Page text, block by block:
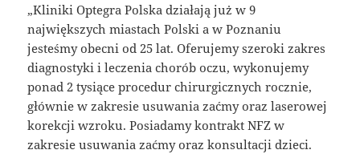
„Kliniki Optegra Polska działają już w 9
największych miastach Polski a w Poznaniu
jesteśmy obecni od 25 lat. Oferujemy szeroki zakres
diagnostyki i leczenia chorób oczu, wykonujemy
ponad 2 tysiące procedur chirurgicznych rocznie,
głównie w zakresie usuwania zaćmy oraz laserowej
korekcji wzroku. Posiadamy kontrakt NFZ w
zakresie usuwania zaćmy oraz konsultacji dzieci.